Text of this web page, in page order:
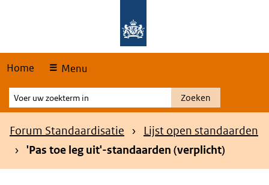
Home Menu
Voer
uw
zoekterm
Zoeken
Kruimelpad
Forum Standaardisatie
Lijst open standaarden
'Pas toe leg uit'-standaarden (verplicht)